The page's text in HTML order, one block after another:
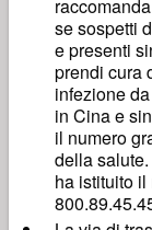
se sospetti
e presenti
prendi cura
infezione
in Cina e
il numero
della
ha istituito